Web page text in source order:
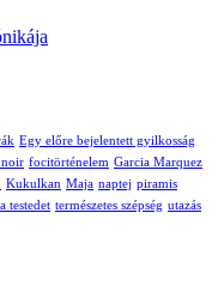
Egy előre bejelentett gyilkosság
focitörténelem Garcia Marquez
Kukulkan Maja naptej piramis
testedet természetes szépség utazás